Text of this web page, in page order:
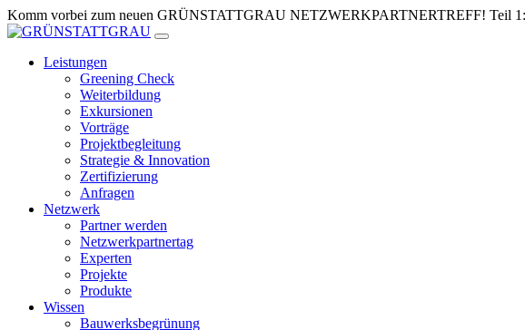
Zum
Inhalt
Komm vorbei zum neuen GRÜNSTATTGRAU NETZWERKPARTNERTREFF! Teil
Leistungen
Greening Check
Weiterbildung
Exkursionen
Vorträge
Projektbegleitung
Strategie & Innovation
Zertifizierung
Anfragen
Netzwerk
Partner werden
Netzwerkpartnertag
Experten
Projekte
Produkte
Wissen
Bauwerksbegrünung